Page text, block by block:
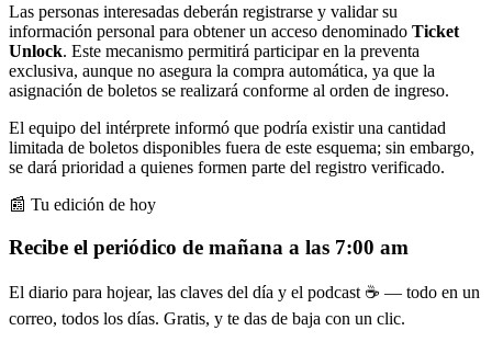
Las personas interesadas deberán registrarse y validar su
información personal para obtener un acceso denominado Ticket
Unlock. Este mecanismo permitirá participar en la preventa
exclusiva, aunque no asegura la compra automática, ya que la
asignación de boletos se realizará conforme al orden de ingreso.
El equipo del intérprete informó que podría existir una cantidad
limitada de boletos disponibles fuera de este esquema; sin embargo,
se dará prioridad a quienes formen parte del registro verificado.
📰 Tu edición de hoy
Recibe el periódico de mañana a las 7:00 am
El diario para hojear, las claves del día y el podcast ☕ — todo en un
correo, todos los días. Gratis, y te das de baja con un clic.